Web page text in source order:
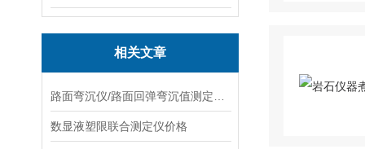
相关文章
数显液塑限联合测定仪价格